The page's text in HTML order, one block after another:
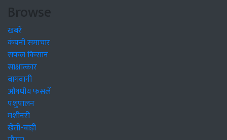
Browse
खबरें
कंपनी समाचार
सफल किसान
साक्षात्कार
बागवानी
औषधीय फसलें
पशुपालन
मशीनरी
खेती-बाड़ी